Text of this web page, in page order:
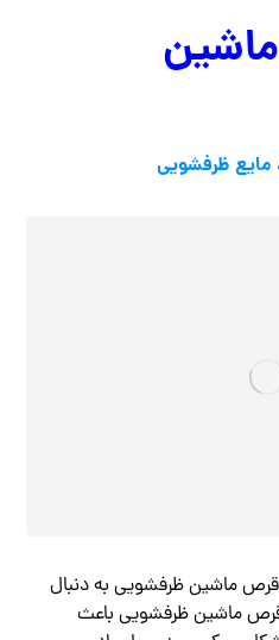
ظرفشویی
قرص ماشین ظرفشویی به دنبال
قرص ماشین ظرفشویی باعث